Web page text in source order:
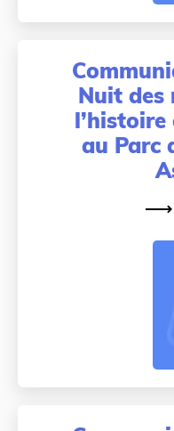
Nuit des
au Parc